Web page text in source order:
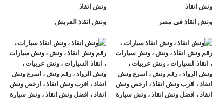
لتزويدك بأفضل مساعدة على الطريق و تقديم خدمات الانقاذ
السريع.
ونش إنقاذ سياراتمن شركةالرواد لإنقاذ السياراتيقدم تجربة
فريدةلإنقاذ السيارات، تمتع بتجربةونش انقاذ سياراتمنونش
انقاذ الروادوأحصل على خصم 50% ، لدينا ونش انقاذمزود بأجهزة
تتبع GPS لأمانك وأمان سيارتك.
ونش انقاذ في مصر ونش انقاذ العريش